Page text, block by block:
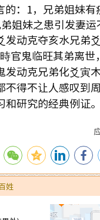
： 1，兄弟姐妹有
姐妹之患引发妻
动克夺亥水兄弟
官鬼临旺其弟离
动克兄弟化爻寅
得不让人感叹到
研究的经典例证。
姓